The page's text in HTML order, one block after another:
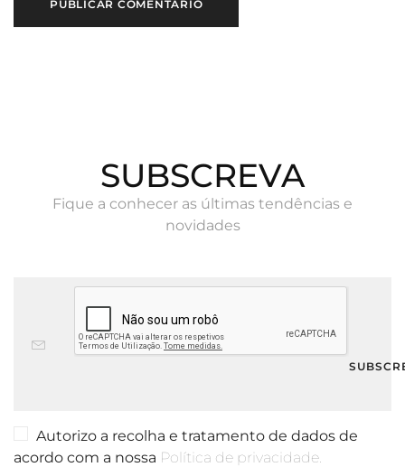
SUBSCREVA
Fique a conhecer as últimas tendências e
novidades
Autorizo a recolha e tratamento de dados de
acordo com a nossa Política de privacidade.